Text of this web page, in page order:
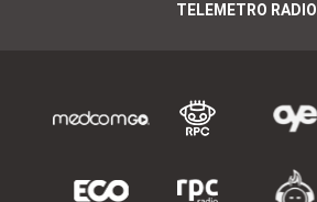
TELEMETRO RADIO